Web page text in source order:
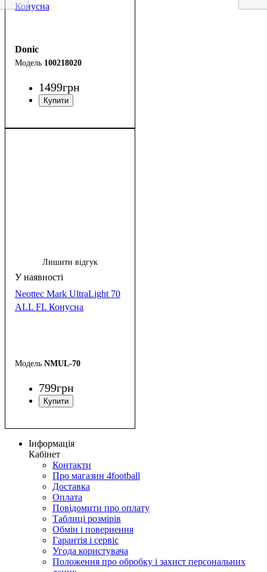
Конусна
Donic
100218020
1499грн
Лишити відгук
Neottec Mark UltraLight 70
ALL FL Конусна
NMUL-70
799грн
Інформація
Кабінет
Контакти
Про магазин 4football
Доставка
Оплата
Повідомити про оплату
Таблиці розмірів
Обмін і повернення
Гарантія і сервіс
Угода користувача
Положення про обробку і захист персональних